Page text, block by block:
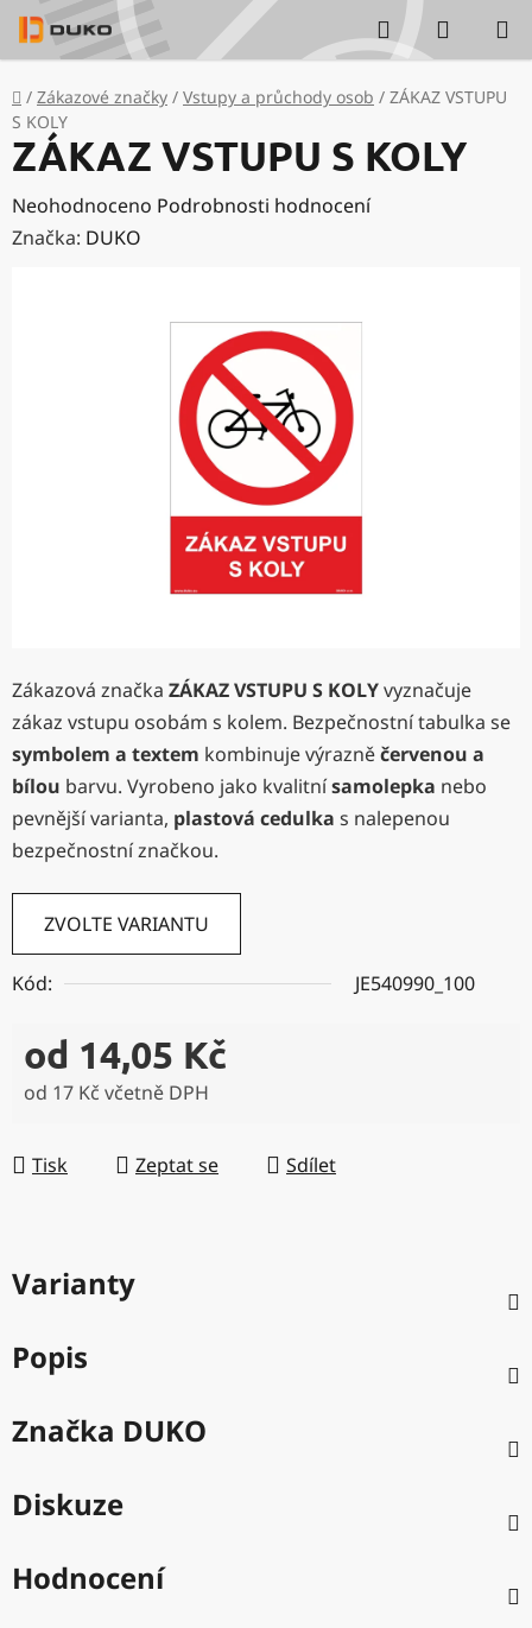
Přejít
na
obsah
Hledat
KOŠÍK
Domů
/ Zákazové značky / Vstupy a průchody osob / ZÁKAZ VSTUPU
S KOLY
Zákazová značka ZÁKAZ VSTUPU S KOLYvyznačuje
zákaz vstupu osobám s kolem. Bezpečnostní tabulka se
symbolem a textem kombinuje výrazněčervenou a
bílou barvu. Vyrobeno jako kvalitnísamolepka nebo
pevnější varianta, plastová cedulka s nalepenou
bezpečnostní značkou.
ZVOLTE VARIANTU
Kód: JE540990_100
od 14,05 Kč
od 17 Kč včetně DPH
Tisk
Zeptat se Sdílet
ZÁKAZ VSTUPU S KOLY
Průměrné
hodnocení
Neohodnoceno Podrobnosti hodnocení
Značka: DUKO
Varianty
Popis
Značka DUKO
Diskuze
Hodnocení